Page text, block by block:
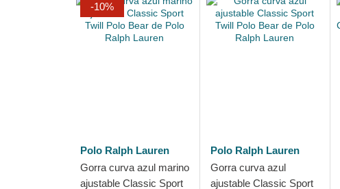
-10%
Polo Ralph Lauren
Gorra curva azul marino
ajustable Classic Sport
Polo Ralph Lauren
Gorra curva azul
ajustable Classic Sport